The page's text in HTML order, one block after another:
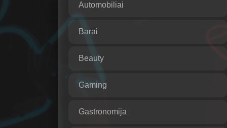
Automobiliai
Barai
Beauty
Gaming
Gastronomija